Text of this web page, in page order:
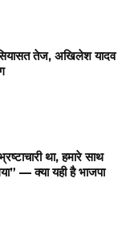
तेज, अखिलेश यादव
था, हमारे साथ
— क्या यही है भाजपा